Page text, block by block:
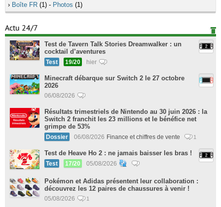
› Boîte FR (1) - Photos (1)
Actu 24/7
Test de Tavern Talk Stories Dreamwalker : un
cocktail d’aventures
Test 19/20 hier
Minecraft débarque sur Switch 2 le 27 octobre
2026
06/08/2026
Résultats trimestriels de Nintendo au 30 juin 2026 : la
Switch 2 franchit les 23 millions et le bénéfice net
grimpe de 53%
Dossier 06/08/2026 Finance et chiffres de vente 1
Test de Heave Ho 2 : ne jamais baisser les bras !
Test 17/20 05/08/2026
Pokémon et Adidas présentent leur collaboration :
découvrez les 12 paires de chaussures à venir !
05/08/2026 1